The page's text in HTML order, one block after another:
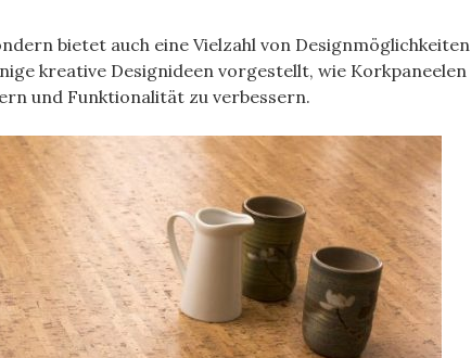
bietet auch eine Vielzahl von Designmöglichkeiten
kreative Designideen vorgestellt, wie Korkpaneelen
und Funktionalität zu verbessern.